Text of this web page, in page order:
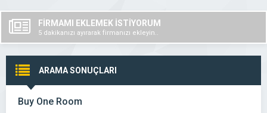
FİRMAMI EKLEMEK İSTİYORUM
5 dakikanızı ayırarak firmanızı ekleyin..
ARAMA SONUÇLARI
Buy One Room